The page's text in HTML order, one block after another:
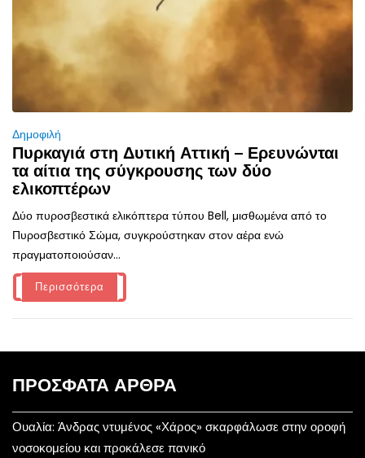
Δημοφιλή
Πυρκαγιά στη Δυτική Αττική – Ερευνώνται
τα αίτια της σύγκρουσης των δύο
ελικοπτέρων
Δύο πυροσβεστικά ελικόπτερα τύπου Bell, μισθωμένα από το
Πυροσβεστικό Σώμα, συγκρούστηκαν στον αέρα ενώ
πραγματοποιούσαν...
Περισσότερα
ΠΡΌΣΦΑΤΑ ΆΡΘΡΑ
Ουαλία: Άνδρας ντυμένος «Χάρος» σκαρφάλωσε στην οροφή
νοσοκομείου και προκάλεσε πανικό